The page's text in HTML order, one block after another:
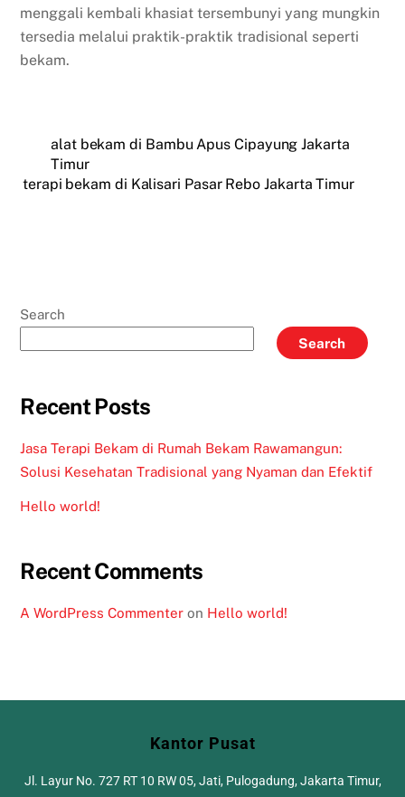
menggali kembali khasiat tersembunyi yang mungkin
tersedia melalui praktik-praktik tradisional seperti
bekam.
alat bekam di Bambu Apus Cipayung Jakarta
Timur
terapi bekam di Kalisari Pasar Rebo Jakarta Timur
Search
Search
Recent Posts
Jasa Terapi Bekam di Rumah Bekam Rawamangun:
Solusi Kesehatan Tradisional yang Nyaman dan Efektif
Hello world!
Recent Comments
A WordPress Commenter on Hello world!
Kantor Pusat
Jl. Layur No. 727 RT 10 RW 05, Jati, Pulogadung, Jakarta Timur,